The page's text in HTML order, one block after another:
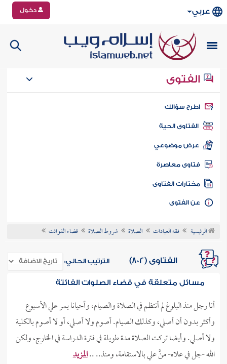
عربي دخول
الفتوى
سؤالك
الفتاوى الحية
عرض موضوعي
فتاوى معاصرة
مختارات الفتاوى
الفتوى
الرئيسية فقه العبادات الصلاة شروط الصلاة قضاء الفوائت
الفتاوى (802) الترتيب الحالي:
مسائل متعلقة في قضاء الصلوات الفائتة
أنا رجل منذ البلوغ لم أنتظم في الصلاة والصيام، وأحيانا يمر علي الأسبوع
وأكثر بدون أن أصلي، وكذلك الصيام. أصوم ولا أصلي، أو لا أصوم بالكلية
ولا أصلي. وأيضا تركت الصلاة مدة طويلة في فترة الدراسة في الخارج، ولكن
الله -جل في علاه- منَّ علي بالاستقامة، ومنذ.. ..المزيد